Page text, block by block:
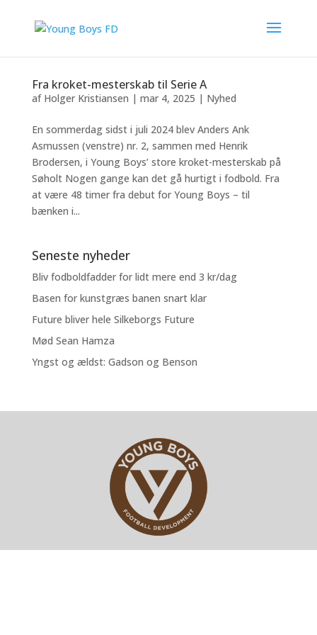
Fra kroket-mesterskab til Serie A
af Holger Kristiansen | mar 4, 2025 | Nyhed
En sommerdag sidst i juli 2024 blev Anders Ank
Asmussen (venstre) nr. 2, sammen med Henrik
Brodersen, i Young Boys’ store kroket-mesterskab på
Søholt Nogen gange kan det gå hurtigt i fodbold. Fra
at være 48 timer fra debut for Young Boys – til
bænken i...
Seneste nyheder
Bliv fodboldfadder for lidt mere end 3 kr/dag
Basen for kunstgræs banen snart klar
Future bliver hele Silkeborgs Future
Mød Sean Hamza
Yngst og ældst: Gadson og Benson